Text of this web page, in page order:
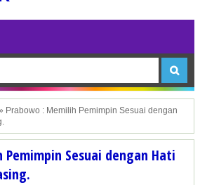
Prabowo : Memilih Pemimpin Sesuai dengan
Sesuai dengan Hati